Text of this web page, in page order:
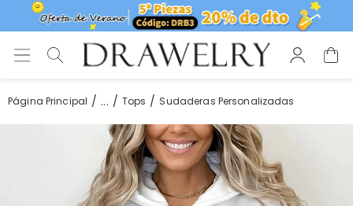
Página Principal ... Tops Sudaderas Personalizadas